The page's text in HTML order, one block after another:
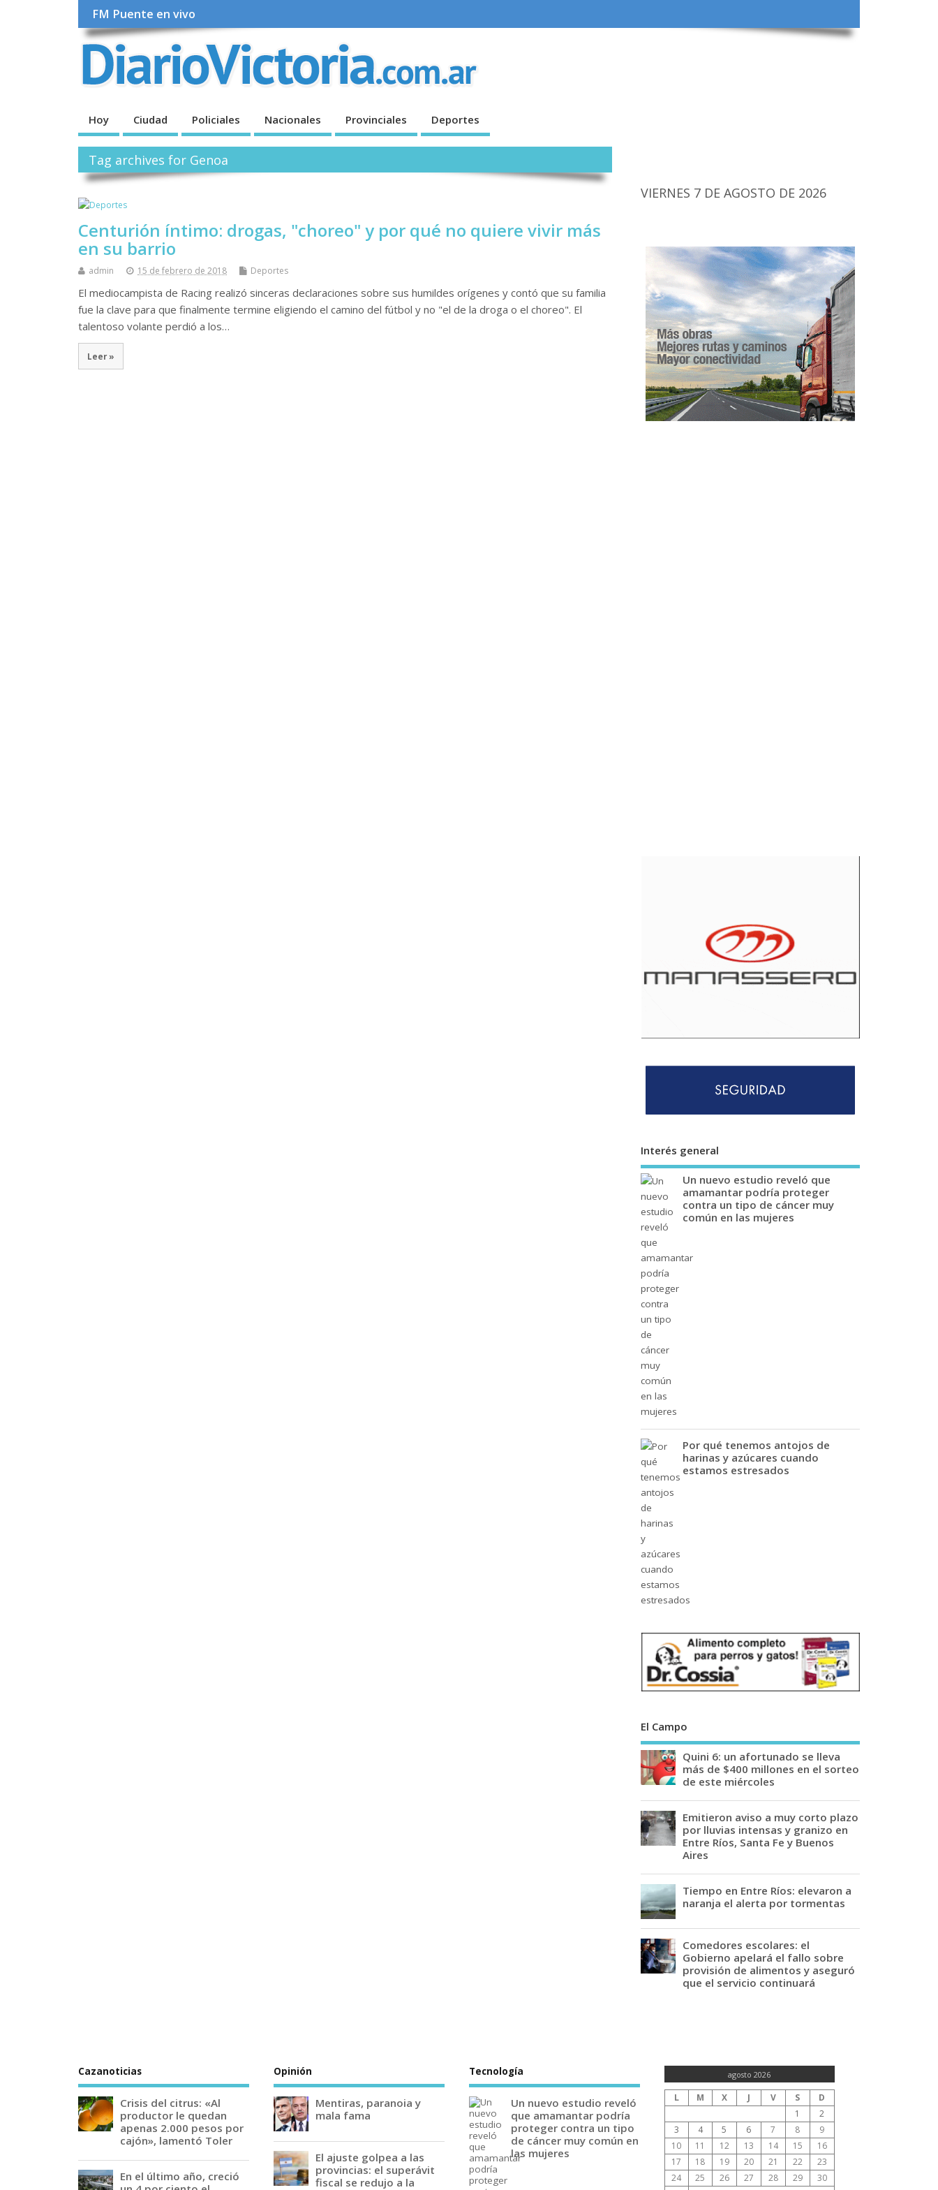
FM Puente en vivo
Hoy Ciudad Policiales Nacionales Provinciales Deportes
Tag archives for Genoa
Centurión íntimo: drogas, "choreo" y por qué no quiere vivir más
en su barrio
admin 15 de febrero de 2018 Deportes
El mediocampista de Racing realizó sinceras declaraciones sobre sus humildes orígenes y contó que su familia
fue la clave para que finalmente termine eligiendo el camino del fútbol y no "el de la droga o el choreo". El
talentoso volante perdió a los…
Leer »
VIERNES 7 DE AGOSTO DE 2026
Interés general
Un nuevo estudio reveló que
amamantar podría proteger
contra un tipo de cáncer muy
común en las mujeres
Por qué tenemos antojos de
harinas y azúcares cuando
estamos estresados
El Campo
Quini 6: un afortunado se lleva
más de $400 millones en el sorteo
de este miércoles
Emitieron aviso a muy corto plazo
por lluvias intensas y granizo en
Entre Ríos, Santa Fe y Buenos
Aires
Tiempo en Entre Ríos: elevaron a
naranja el alerta por tormentas
Comedores escolares: el
Gobierno apelará el fallo sobre
provisión de alimentos y aseguró
que el servicio continuará
Cazanoticias
Crisis del citrus: «Al
productor le quedan
apenas 2.000 pesos por
cajón», lamentó Toler
En el último año, creció
Opinión
Mentiras, paranoia y
mala fama
El ajuste golpea a las
provincias: el superávit
fiscal se redujo a la
Tecnología
Un nuevo estudio reveló
que amamantar podría
proteger contra un tipo
de cáncer muy común en
las mujeres
agosto 2026
L M X J V S
D
1
2
3
4 5 6 7 8
9
10
11 12 13 14 15
16
17
18 19 20 21 22
23
24
25 26 27 28 29
30